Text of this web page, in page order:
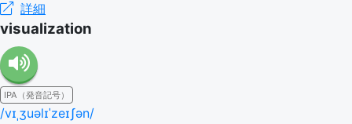
詳細
visualization
IPA（発音記号）
/vɪˌʒuəlɪˈzeɪʃən/